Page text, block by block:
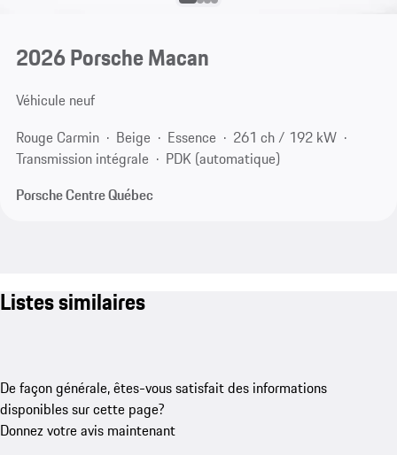
2026 Porsche Macan
Véhicule neuf
Rouge Carmin
Beige Essence
261 ch / 192 kW
Transmission intégrale
PDK (automatique)
Porsche Centre Québec
Listes similaires
De façon générale, êtes-vous satisfait des informations
disponibles sur cette page?
Donnez votre avis maintenant